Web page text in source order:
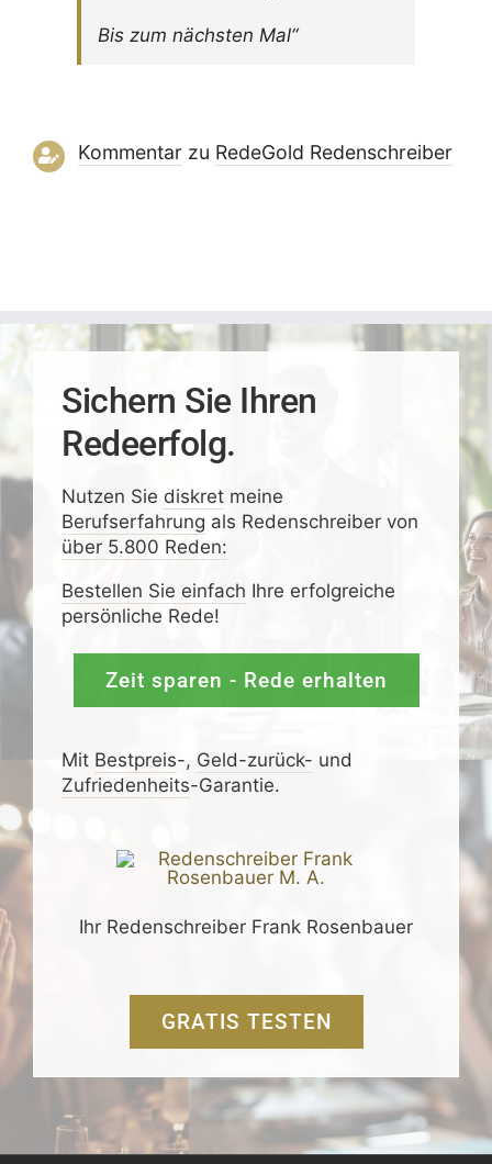
Bis zum nächsten Mal“
Kommentarzu RedeGold Reden­schreiber
Sichern Sie Ihren
Redeerfolg.
Nutzen Sie diskretmeine
Berufserfahrung als Redenschreiber von
über 5.800 Reden:
Bestellen Sie einfach Ihre erfolgreiche
persönliche Rede!
Zeit sparen - Rede erhalten
Mit Bestpreis-, Geld-zurück- und
Zufrieden­­heits-Garantie.
Ihr Redenschreiber Frank Rosenbauer
GRATIS TESTEN